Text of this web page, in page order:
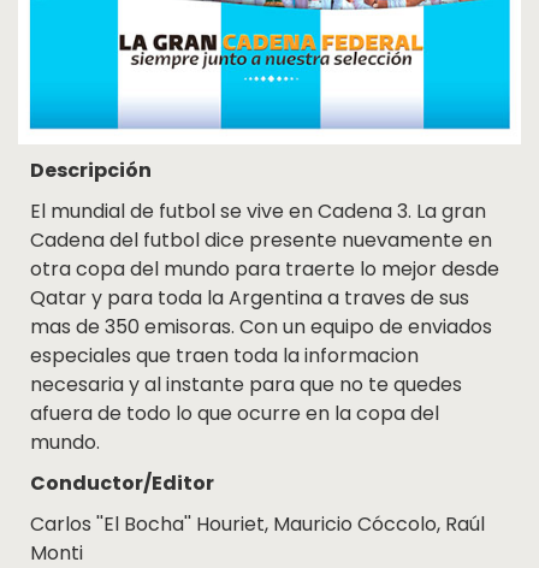
Contacto
Descripción
El mundial de futbol se vive en Cadena 3. La gran
Cadena del futbol dice presente nuevamente en
otra copa del mundo para traerte lo mejor desde
Qatar y para toda la Argentina a traves de sus
mas de 350 emisoras. Con un equipo de enviados
especiales que traen toda la informacion
necesaria y al instante para que no te quedes
afuera de todo lo que ocurre en la copa del
mundo.
Conductor/Editor
Carlos ''El Bocha'' Houriet, Mauricio Cóccolo, Raúl
Monti